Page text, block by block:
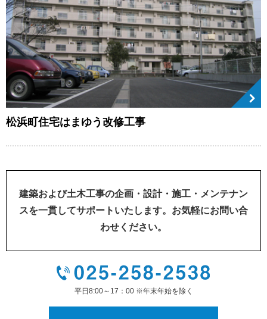
松浜町住宅はまゆう改修工事
建築および土木工事の企画・設計・施工・メンテナン
スを一貫してサポートいたします。お気軽にお問い合
わせください。
平日8:00～17：00 ※年末年始を除く